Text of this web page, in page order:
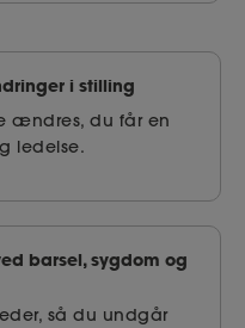
i stilling
ændres, du får en
ledelse.
barsel, sygdom og
så du undgår